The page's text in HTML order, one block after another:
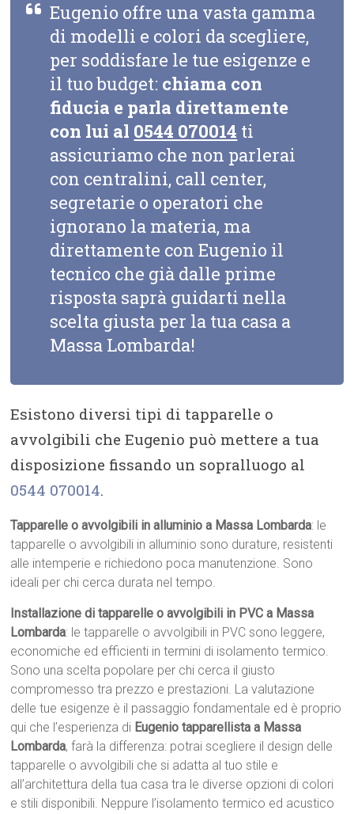
Eugenio offre una vasta gamma
di modelli e colori da scegliere,
per soddisfare le tue esigenze e
il tuo budget: chiama con
fiducia e parla direttamente
con lui al 0544 070014 ti
assicuriamo che non parlerai
con centralini, call center,
segretarie o operatori che
ignorano la materia, ma
direttamente con Eugenio il
tecnico che già dalle prime
risposta saprà guidarti nella
scelta giusta per la tua casa a
Massa Lombarda!
Esistono diversi tipi di tapparelle o
avvolgibili che Eugenio può mettere a tua
disposizione fissando un sopralluogo al
0544 070014.
Tapparelle o avvolgibili in alluminio a Massa Lombarda: le
tapparelle o avvolgibili in alluminio sono durature, resistenti
alle intemperie e richiedono poca manutenzione. Sono
ideali per chi cerca durata nel tempo.
Installazione di tapparelle o avvolgibili in PVC a Massa
Lombarda: le tapparelle o avvolgibili in PVC sono leggere,
economiche ed efficienti in termini di isolamento termico.
Sono una scelta popolare per chi cerca il giusto
compromesso tra prezzo e prestazioni. La valutazione
delle tue esigenze è il passaggio fondamentale ed è proprio
qui che l’esperienza di Eugenio tapparellista a Massa
Lombarda, farà la differenza: potrai scegliere il design delle
tapparelle o avvolgibili che si adatta al tuo stile e
all’architettura della tua casa tra le diverse opzioni di colori
e stili disponibili. Neppure l’isolamento termico ed acustico